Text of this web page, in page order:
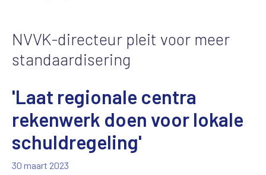
NVVK-directeur pleit voor meer
standaardisering
'Laat regionale centra
rekenwerk doen voor lokale
schuldregeling'
30 maart 2023